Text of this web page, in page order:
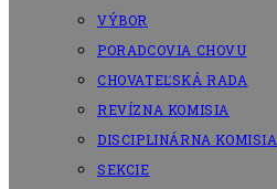
VÝBOR
PORADCOVIA CHOVU
CHOVATEĽSKÁ RADA
REVÍZNA KOMISIA
DISCIPLINÁRNA KOMISIA
SEKCIE